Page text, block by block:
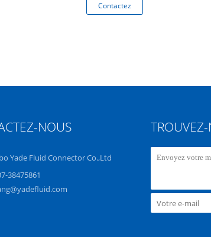
Contactez
NOUS
Yade Fluid Connector Co.,Ltd
38475861